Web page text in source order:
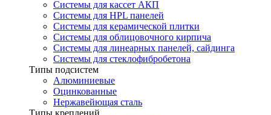
Системы для кассет АКП
Системы для HPL панелей
Системы для керамической плитки
Системы для облицовочного кирпича
Системы для линеарных панелей, сайдинга
Системы для стеклофибробетона
Типы подсистем
Алюминиевые
Оцинкованные
Нержавейющая сталь
Типы креплений